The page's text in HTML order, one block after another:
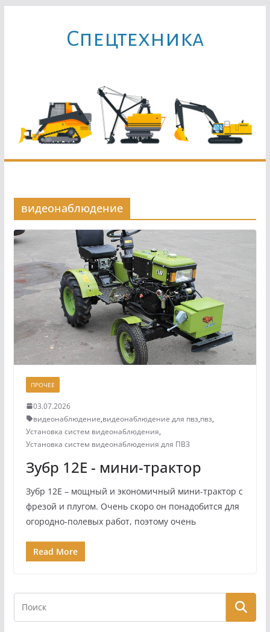
содержимомуCпецтехника
видеонаблюдение
ПРОЧЕЕ
03.07.2026
видеонаблюдение,видеонаблюдение для пвз,пвз,
Установка систем видеонаблюдения,
Установка систем видеонаблюдения для ПВЗ
Зубр 12Е - мини-трактор
Зубр 12Е – мощный и экономичный мини-трактор с
фрезой и плугом. Очень скоро он понадобится для
огородно-полевых работ, поэтому очень
Read More